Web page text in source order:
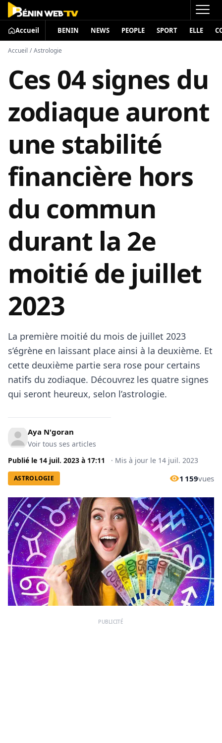
Accueil BENIN NEWS PEOPLE SPORT ELLE
Accueil / Astrologie
Ces 04 signes du
zodiaque auront
une stabilité
financière hors
du commun
durant la 2e
moitié de juillet
2023
La première moitié du mois de juillet 2023
s’égrène en laissant place ainsi à la deuxième. Et
cette deuxième partie sera rose pour certains
natifs du zodiaque. Découvrez les quatre signes
qui seront heureux, selon l’astrologie.
Aya N'goran
Voir tous ses articles
Publié le 14 juil. 2023 à 17:11 · Mis à jour le 14 juil. 2023
ASTROLOGIE 1 159vues
PUBLICITÉ